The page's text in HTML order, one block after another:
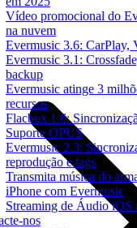
Vídeo promocional do
na nuvem
Evermusic 3.6: CarPlay,
Evermusic 3.1:
backup
Evermusic atinge 3
recursos
Flacbox 1.6:
Suporte OPUS
Evermusic 2.3:
reprodução e tags
Transmita música do
iPhone com Evermusic
Streaming de Áudio iOS
nos